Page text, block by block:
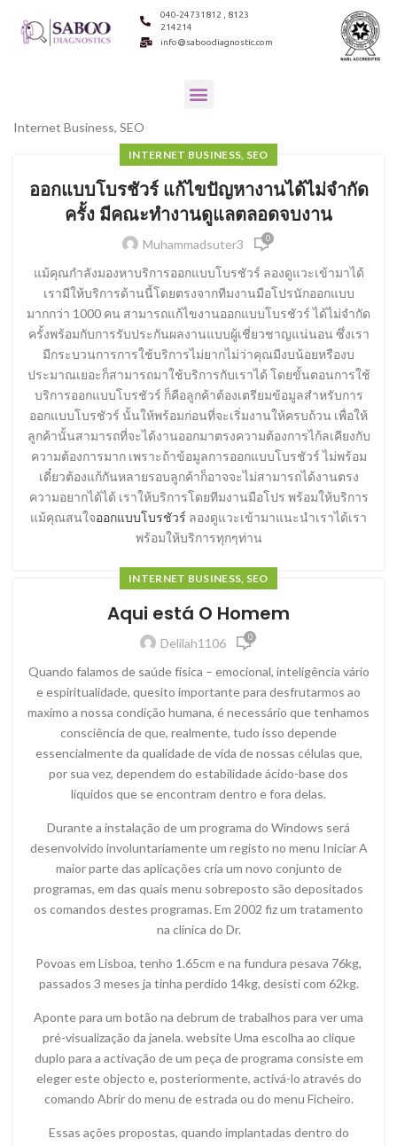
040-24731812 , 8123
214214
info@saboodiagnostic.com
Internet Business, SEO
INTERNET BUSINESS, SEO
ออกแบบโบรชัวร์ แก้ไขปัญหางานได้ไม่จำกัด
ครั้ง มีคณะทำงานดูแลตลอดจบงาน
Muhammadsuter3 0
แม้คุณกำลังมองหาบริการออกแบบโบรชัวร์ ลองดูแวะเข้ามาได้
เรามีให้บริการด้านนี้โดยตรงจากทีมงานมือโปรนักออกแบบ
มากกว่า 1000 คน สามารถแก้ไขงานออกแบบโบรชัวร์ ได้ไม่จำกัด
ครั้งพร้อมกับการรับประกันผลงานแบบผู้เชี่ยวชาญแน่นอน ซึ่งเรา
มีกระบวนการการใช้บริการไม่ยากไม่ว่าคุณมีงบน้อยหรืองบ
ประมาณเยอะก็สามารถมาใช้บริการกับเราได้ โดยขั้นตอนการใช้
บริการออกแบบโบรชัวร์ ก็คือลูกค้าต้องเตรียมข้อมูลสำหรับการ
ออกแบบโบรชัวร์ นั้นให้พร้อมก่อนที่จะเริ่มงานให้ครบถ้วน เพื่อให้
ลูกค้านั้นสามารถที่จะได้งานออกมาตรงความต้องการไก้ลเคียงกับ
ความต้องการมาก เพราะถ้าข้อมูลการออกแบบโบรชัวร์ ไม่พร้อม
เดี๋ยวต้องแก้กันหลายรอบลูกค้าก็อาจจะไม่สามารถได้งานตรง
ความอยากได้ได้ เราให้บริการโดยทีมงานมือโปร พร้อมให้บริการ
แม้คุณสนใจออกแบบโบรชัวร์ ลองดูแวะเข้ามาแนะนำเราได้เรา
พร้อมให้บริการทุกๆท่าน
INTERNET BUSINESS, SEO
Aqui está O Homem
Delilah1106 0
Quando falamos de saúde física – emocional, inteligência vário
e espiritualidade, quesito importante para desfrutarmos ao
maximo a nossa condição humana, é necessário que tenhamos
consciência de que, realmente, tudo isso depende
essencialmente da qualidade de vida de nossas células que,
por sua vez, dependem do estabilidade ácido-base dos
líquidos que se encontram dentro e fora delas.
Durante a instalação de um programa do Windows será
desenvolvido involuntariamente um registo no menu Iniciar A
maior parte das aplicações cria um novo conjunto de
programas, em das quais menu sobreposto são depositados
os comandos destes programas. Em 2002 fiz um tratamento
na clinica do Dr.
Povoas em Lisboa, tenho 1.65cm e na fundura pesava 76kg,
passados 3 meses ja tinha perdido 14kg, desisti com 62kg.
Aponte para um botão na debrum de trabalhos para ver uma
pré-visualização da janela. website Uma escolha ao clique
duplo para a activação de um peça de programa consiste em
eleger este objecto e, posteriormente, activá-lo através do
comando Abrir do menu de estrada ou do menu Ficheiro.
Essas ações propostas, quando implantadas dentro do